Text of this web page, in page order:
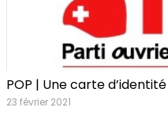
POP | Une carte
23 février 2021